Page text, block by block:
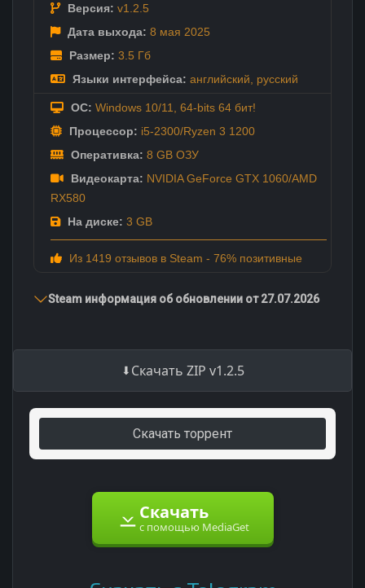
Версия: v1.2.5
Дата выхода: 8 мая 2025
Размер: 3.5 Гб
Языки интерфейса: английский русский
ОС: Windows 10/11, 64-bits 64 бит!
Процессор: i5-2300/Ryzen 3 1200
Оперативка: 8 GB ОЗУ
Видеокарта: NVIDIA GeForce GTX 1060/AMD
RX580
На диске: 3 GB
Из 1419 отзывов в Steam - 76% позитивные
Steam информация об обновлении от 27.07.2026
Скачать ZIP v1.2.5
Скачать торрент
Скачать
с помощью MediaGet